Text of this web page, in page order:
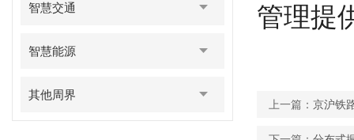
智慧交通
智慧能源
其他周界
管理提
上一篇： 京沪铁